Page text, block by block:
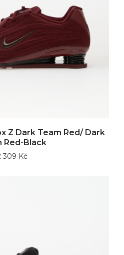
Z Dark Team Red/ Dark
Red-Black
309 Kč